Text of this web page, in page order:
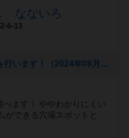
なないろ
6-13
[NEW] 8/31（土）に初心者向けのTRPG会を行います！（2024年08月18日 19時00分）
ます！ ややわかりにくい
ができる穴場スポットと